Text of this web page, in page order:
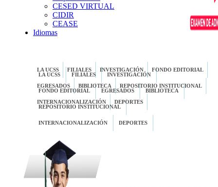
CESED VIRTUAL
CIDIR
CEASE
Idiomas
LA UCSS FILIALES INVESTIGACIÓN FONDO EDITORIAL
EGRESADOS BIBLIOTECA REPOSITORIO INSTITUCIONAL
INTERNACIONALIZACIÓN DEPORTES
LA UCSS FILIALES INVESTIGACIÓN
FONDO EDITORIAL EGRESADOS BIBLIOTECA
REPOSITORIO INSTITUCIONAL
INTERNACIONALIZACIÓN DEPORTES